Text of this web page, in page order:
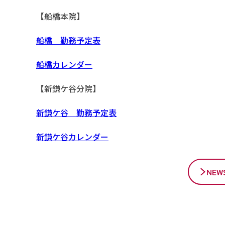
【船橋本院】
船橋 勤務予定表
船橋カレンダー
【新鎌ケ谷分院】
新鎌ケ谷 勤務予定表
新鎌ケ谷カレンダー